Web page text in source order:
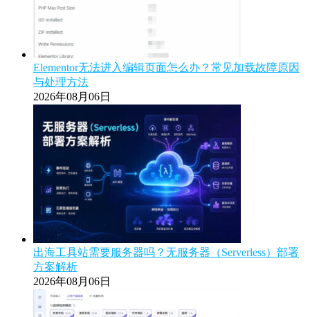
Elementor无法进入编辑页面怎么办？常见加载故障原因
与处理方法
2026年08月06日
出海工具站需要服务器吗？无服务器（Serverless）部署
方案解析
2026年08月06日